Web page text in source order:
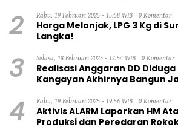
2 Rabu, 19 Februari 2025 - 15:58 WIB 0 Komentar
Harga Melonjak, LPG 3 Kg di
Langka!
3 Selasa, 18 Februari 2025 - 17:54 WIB 0 Komentar
Realisasi Anggaran DD
Kangayan Akhirnya Bangun
4 Rabu, 19 Februari 2025 - 19:56 WIB 0 Komentar
Aktivis ALARM Laporkan HM
Produksi dan Peredaran